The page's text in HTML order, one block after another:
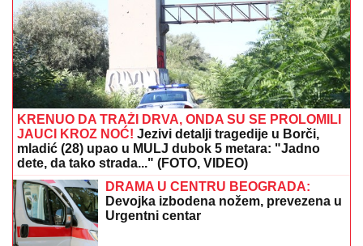
PUBLIKA JE PEVALA DO JUTRA:
Ceca Ražnatović oborila sopstveni
rekord na koncertu u Budvi (FOTO)